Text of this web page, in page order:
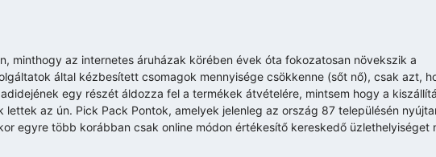
minthogy az internetes áruházak körében évek óta fokozatosan növekszik a
által kézbesített csomagok mennyisége csökkenne (sőt nő), csak azt,
egy részét áldozza fel a termékek átvételére, mintsem hogy a
az ún. Pick Pack Pontok, amelyek jelenleg az ország 87 településén
egyre több korábban csak online módon értékesítő kereskedő üzlethelyiséget